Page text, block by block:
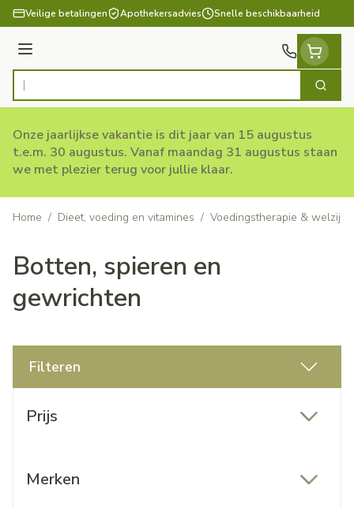
Ga naar de inhoud
Veilige betalingen Apothekersadvies Snelle beschikbaarheid
Menu
Product, merk, categorie... Zoek
Onze jaarlijkse vakantie is dit jaar van 15 augustus
t.e.m. 30 augustus. Vanaf maandag 31 augustus staan
we met plezier terug voor jullie klaar.
Home / Dieet, voeding en vitamines / Voedingstherapie & welzijn
Botten, spieren en
gewrichten
Filteren
Prijs
Merken